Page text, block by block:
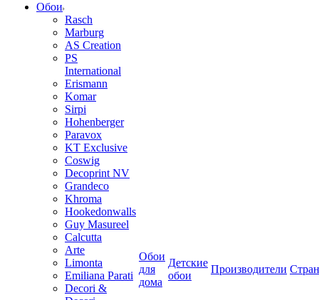
Обои
Rasch
Marburg
AS Creation
PS
International
Erismann
Komar
Sirpi
Hohenberger
Paravox
KT Exclusive
Coswig
Decoprint NV
Grandeco
Khroma
Hookedonwalls
Guy Masureel
Calcutta
Arte
Limonta
Emiliana Parati
Decori &
Обои
для
дома
Детские
обои
Производители